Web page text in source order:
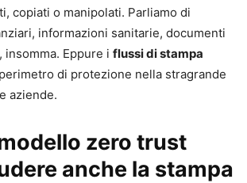
copiati o manipolati. Parliamo di
informazioni sanitarie, documenti
insomma. Eppure i flussi di stampa
di protezione nella stragrande
aziende.
zero trust
anche la stampa